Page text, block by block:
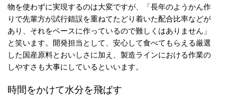
物を使わずに実現するのは大変ですが、「長年のようかん作
りで先輩方が試行錯誤を重ねてたどり着いた配合比率などが
あり、それをベースに作っているので難しくはありません」
と笑います。開発担当として、安心して食べてもらえる厳選
した国産原料とおいしさに加え、製造ラインにおける作業の
しやすさも大事にしているといいます。
時間をかけて水分を飛ばす